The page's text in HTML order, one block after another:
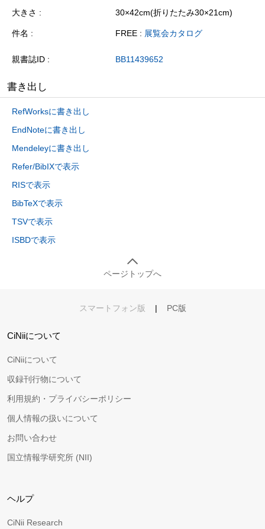
大きさ
30×42cm(折りたたみ30×21cm)
件名 FREE : 展覧会カタログ
親書誌ID BB11439652
書き出し
RefWorksに書き出し
EndNoteに書き出し
Mendeleyに書き出し
Refer/BibIXで表示
RISで表示
BibTeXで表示
TSVで表示
ISBDで表示
ページトップへ
スマートフォン版 | PC版
CiNiiについて
CiNiiについて
収録刊行物について
利用規約・プライバシーポリシー
個人情報の扱いについて
お問い合わせ
国立情報学研究所 (NII)
ヘルプ
CiNii Research